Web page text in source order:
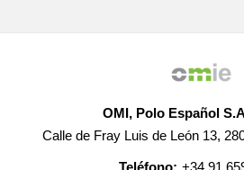
OMI, Polo Español
Calle de Fray Luis de León 13,
Teléfono: +34 91